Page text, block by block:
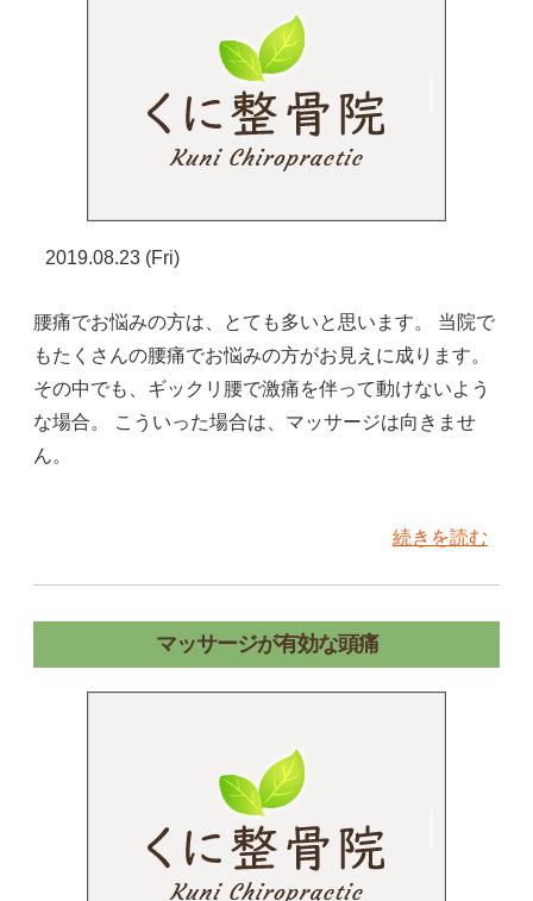
2019.08.23 (Fri)
腰痛でお悩みの方は、とても多いと思います。 当院で
もたくさんの腰痛でお悩みの方がお見えに成ります。
その中でも、ギックリ腰で激痛を伴って動けないよう
な場合。 こういった場合は、マッサージは向きませ
ん。
続きを読む
マッサージが有効な頭痛